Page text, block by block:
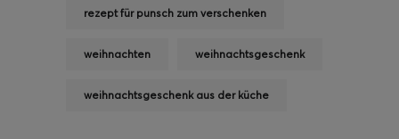
rezept für punsch zum verschenken
weihnachten weihnachtsgeschenk
weihnachtsgeschenk aus der küche